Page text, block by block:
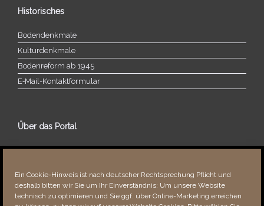
Ein Cookie-Hinweis ist nach deutscher Rechtsprechung Pflicht und
deshalb bitten wir Sie um Ihr Einverständnis: Um unsere Website
technisch zu optimieren und Sie ggf. über Online-Marketing erreichen
Historisches
Bodendenkmale
Kulturdenkmale
Bodenreform ab 1945
E‑Mail-​​Kontaktformular
Über das Portal
Über dieses Portal
Fehler bemerkt?